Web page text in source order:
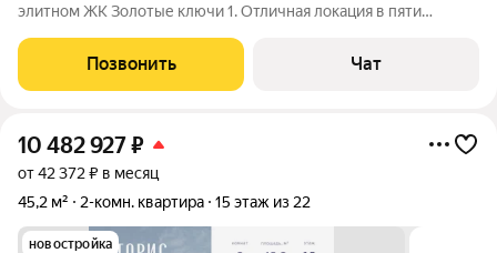
элитном ЖК Золотые ключи 1. Отличная локация в пяти
современным торгово-развлекательным бизнес центром
Brosko Mall с высокой транспортной
Позвонить Чат
10 482 927₽
от 42 372 ₽ в месяц
45,2 м²
2-комн. квартира 15 этаж из 22
новостройка